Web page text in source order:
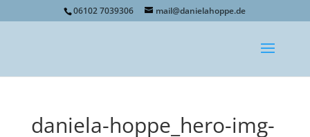
06102 7039306 mail@danielahoppe.de
daniela-hoppe_hero-img-